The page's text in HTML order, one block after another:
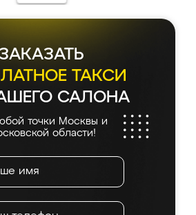
ЗАКАЗАТЬ
ТАКСИ
САЛОНА
точки Москвы и
области!